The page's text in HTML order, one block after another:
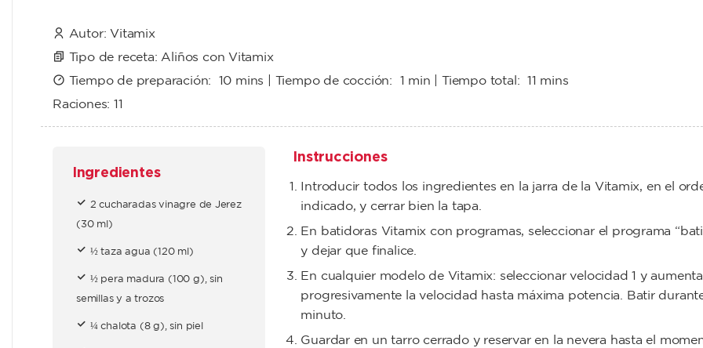
Autor:Vitamix
Tipo de receta: Aliños con Vitamix
Tiempo de preparación: 10 mins | Tiempo de cocción: 1 min | Tiempo total: 11 mins
Raciones: 11
Ingredientes
2 cucharadas vinagre de Jerez
(30 ml)
½ taza agua (120 ml)
½ pera madura (100 g), sin
semillas y a trozos
¼ chalota (8 g), sin piel
Instrucciones
Introducir todos los ingredientes en la jarra de la Vitamix, en el
indicado, y cerrar bien la tapa.
En batidoras Vitamix con programas, seleccionar el programa
y dejar que finalice.
En cualquier modelo de Vitamix: seleccionar velocidad 1 y
progresivamente la velocidad hasta máxima potencia. Batir durante
minuto.
Guardar en un tarro cerrado y reservar en la nevera hasta el